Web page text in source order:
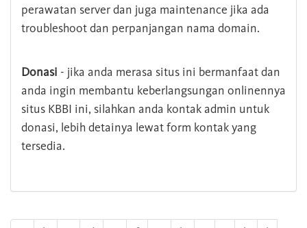
perawatan server dan juga maintenance jika ada
troubleshoot dan perpanjangan nama domain.
Donasi - jika anda merasa situs ini bermanfaat dan
anda ingin membantu keberlangsungan onlinennya
situs KBBI ini, silahkan anda kontak admin untuk
donasi, lebih detainya lewat form kontak yang
tersedia.